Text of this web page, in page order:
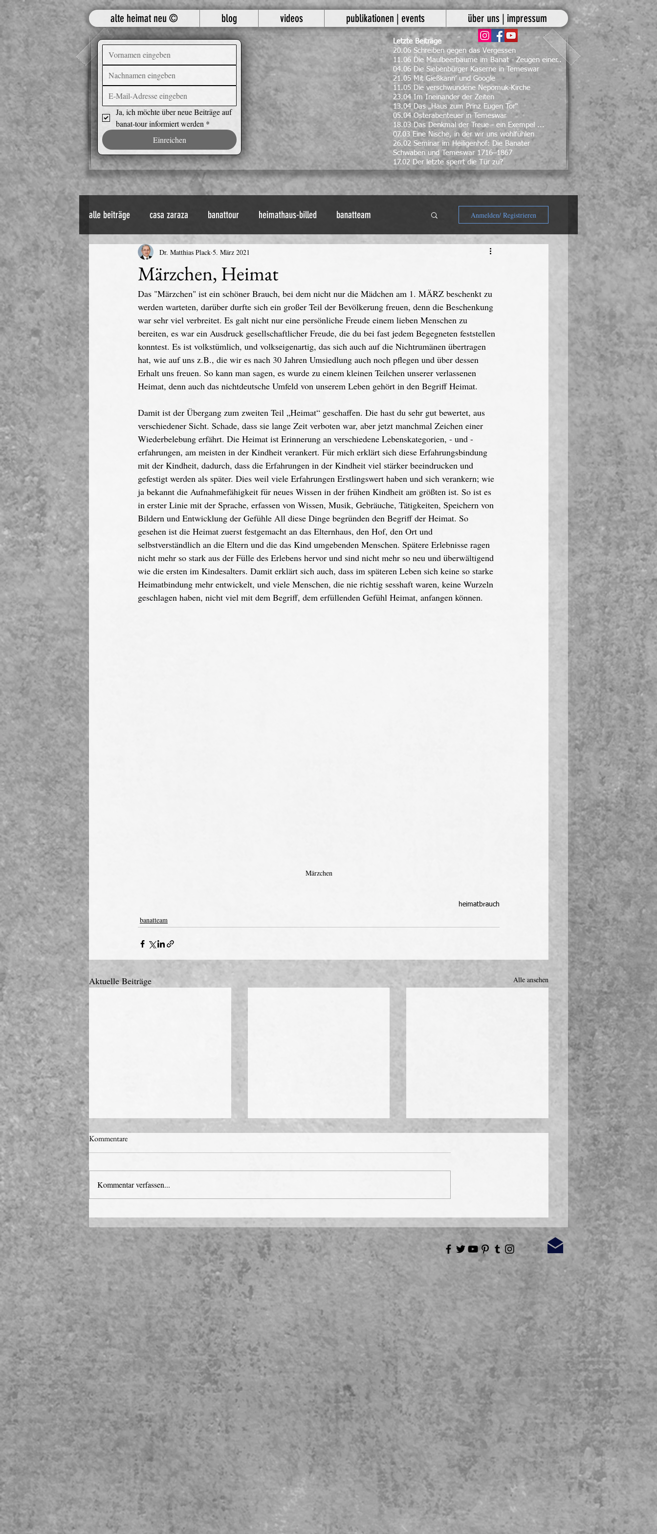
alte heimat neu © blog videos publikationen | events über uns | impressum
Ja, ich möchte über neue Beiträge auf
banat-tour informiert werden *
Einreichen
Letzte Beiträge
20.06 Schreiben gegen das Vergessen
11.06 Die Maulbeerbäume im Banat - Zeugen einer..
04.06 Die Siebenbürger Kaserne in Temeswar
21.05 Mit Gießkann’ und Google
11.05 Die verschwundene Nepomuk-Kirche
23.04 Im Ineinander der Zeiten
13.04 Das „Haus zum Prinz Eugen Tor“
05.04 Osterabenteuer in Temeswar
18.03 Das Denkmal der Treue - ein Exempel ...
07.03 Eine Nische, in der wir uns wohlfühlen
26.02 Seminar im Heiligenhof: Die Banater
Schwaben und Temeswar 1716–1867
17.02 Der letzte sperrt die Tür zu?
alle beiträge casa zaraza banattour heimathaus-billed banatteam Anmelden/ Registrieren
Märzchen, Heimat
Dr. Matthias Plack 5. März 2021
Das "Märzchen" ist ein schöner Brauch, bei dem nicht nur die Mädchen am 1. MÄRZ beschenkt zu
werden warteten, darüber durfte sich ein großer Teil der Bevölkerung freuen, denn die Beschenkung
war sehr viel verbreitet. Es galt nicht nur eine persönliche Freude einem lieben Menschen zu
bereiten, es war ein Ausdruck gesellschaftlicher Freude, die du bei fast jedem Begegneten feststellen
konntest. Es ist volkstümlich, und volkseigenartig, das sich auch auf die Nichtrumänen übertragen
hat, wie auf uns z.B., die wir es nach 30 Jahren Umsiedlung auch noch pflegen und über dessen
Erhalt uns freuen. So kann man sagen, es wurde zu einem kleinen Teilchen unserer verlassenen
Heimat, denn auch das nichtdeutsche Umfeld von unserem Leben gehört in den Begriff Heimat.
Damit ist der Übergang zum zweiten Teil „Heimat“ geschaffen. Die hast du sehr gut bewertet, aus
verschiedener Sicht. Schade, dass sie lange Zeit verboten war, aber jetzt manchmal Zeichen einer
Wiederbelebung erfährt. Die Heimat ist Erinnerung an verschiedene Lebenskategorien, - und -
erfahrungen, am meisten in der Kindheit verankert. Für mich erklärt sich diese Erfahrungsbindung
mit der Kindheit, dadurch, dass die Erfahrungen in der Kindheit viel stärker beeindrucken und
gefestigt werden als später. Dies weil viele Erfahrungen Erstlingswert haben und sich verankern; wie
ja bekannt die Aufnahmefähigkeit für neues Wissen in der frühen Kindheit am größten ist. So ist es
in erster Linie mit der Sprache, erfassen von Wissen, Musik, Gebräuche, Tätigkeiten, Speichern von
Bildern und Entwicklung der Gefühle All diese Dinge begründen den Begriff der Heimat. So
gesehen ist die Heimat zuerst festgemacht an das Elternhaus, den Hof, den Ort und
selbstverständlich an die Eltern und die das Kind umgebenden Menschen. Spätere Erlebnisse ragen
nicht mehr so stark aus der Fülle des Erlebens hervor und sind nicht mehr so neu und überwältigend
wie die ersten im Kindesalters. Damit erklärt sich auch, dass im späteren Leben sich keine so starke
Heimatbindung mehr entwickelt, und viele Menschen, die nie richtig sesshaft waren, keine Wurzeln
geschlagen haben, nicht viel mit dem Begriff, dem erfüllenden Gefühl Heimat, anfangen können.
Märzchen
heimatbrauch
banatteam
Aktuelle Beiträge Alle ansehen
Kommentare
Kommentar verfassen...